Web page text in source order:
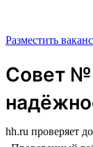
Разместить
Совет №
hh.ru проверяет